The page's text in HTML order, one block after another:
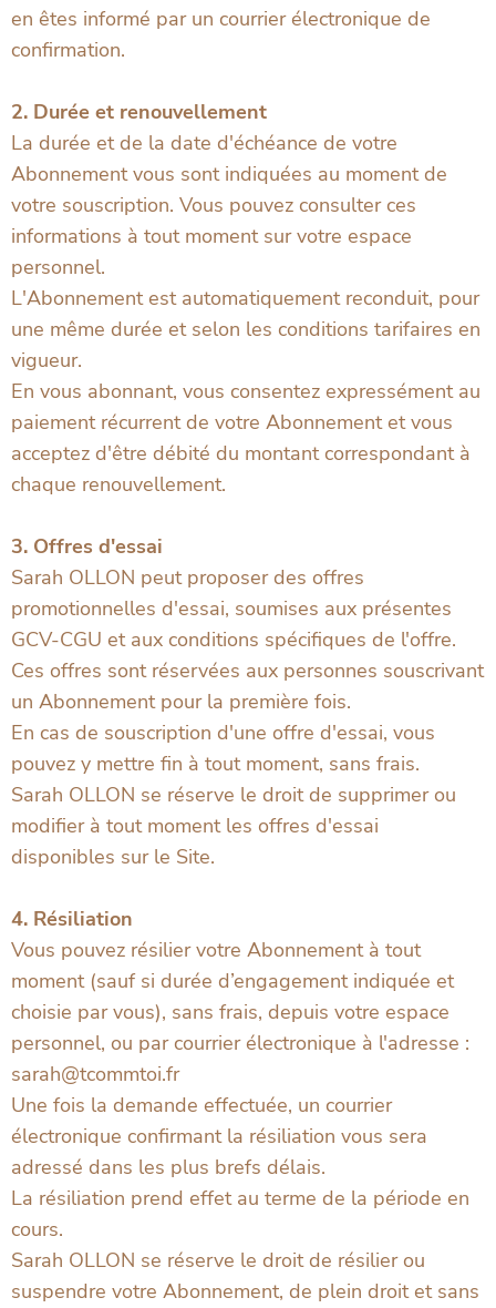
en êtes informé par un courrier électronique de
confirmation.
2. Durée et renouvellement
La durée et de la date d'échéance de votre
Abonnement vous sont indiquées au moment de
votre souscription. Vous pouvez consulter ces
informations à tout moment sur votre espace
personnel.
L'Abonnement est automatiquement reconduit, pour
une même durée et selon les conditions tarifaires en
vigueur.
En vous abonnant, vous consentez expressément au
paiement récurrent de votre Abonnement et vous
acceptez d'être débité du montant correspondant à
chaque renouvellement.
3. Offres d'essai
Sarah OLLON peut proposer des offres
promotionnelles d'essai, soumises aux présentes
GCV-CGU et aux conditions spécifiques de l'offre.
Ces offres sont réservées aux personnes souscrivant
un Abonnement pour la première fois.
En cas de souscription d'une offre d'essai, vous
pouvez y mettre fin à tout moment, sans frais.
Sarah OLLON se réserve le droit de supprimer ou
modifier à tout moment les offres d'essai
disponibles sur le Site.
4. Résiliation
Vous pouvez résilier votre Abonnement à tout
moment (sauf si durée d’engagement indiquée et
choisie par vous), sans frais, depuis votre espace
personnel, ou par courrier électronique à l'adresse :
sarah@tcommtoi.fr
Une fois la demande effectuée, un courrier
électronique confirmant la résiliation vous sera
adressé dans les plus brefs délais.
La résiliation prend effet au terme de la période en
cours.
Sarah OLLON se réserve le droit de résilier ou
suspendre votre Abonnement, de plein droit et sans